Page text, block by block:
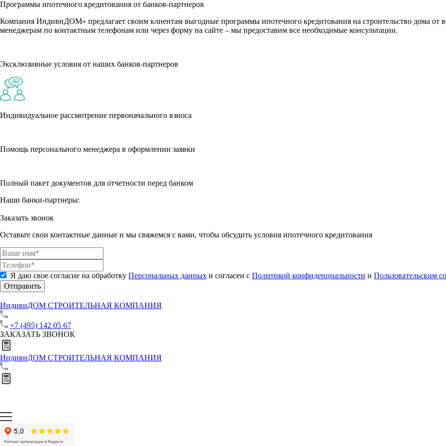
Программы ипотечного кредитования от банков-партнеров
Компания ИндивиДОМ» предлагает своим клиентам выгодные программы ипотечного кредитования на строительство дома от
менеджерам по контактным телефонам или через форму на сайте – мы предоставим все необходимые консультации.
Эксклюзивные условия от наших банков-партнеров
Индивидуальное рассмотрение первоначального взноса
Помощь персонального менеджера в оформлении заявки
Полный пакет документов для отчетности перед банком
Наши банки-партнеры:
Заказать звонок
Оставьте свои контактные данные и мы свяжемся с вами, чтобы обсудить условия ипотечного кредитования
Я даю свое согласие на обработку Персональных данных и согласен с Политикой конфиденциальности и Пользовательским
Отправить
ИндивиДОМ СТРОИТЕЛЬНАЯ КОМПАНИЯ
+7 (495) 142 05 67
ЗАКАЗАТЬ ЗВОНОК
ИндивиДОМ СТРОИТЕЛЬНАЯ КОМПАНИЯ